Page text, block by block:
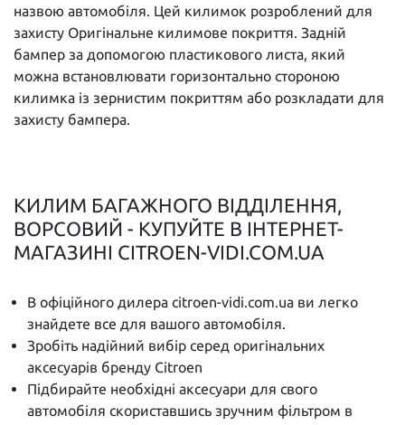
назвою автомобіля. Цей килимок розроблений для
захисту Оригінальне килимове покриття. Задній
бампер за допомогою пластикового листа, який
можна встановлювати горизонтально стороною
килимка із зернистим покриттям або розкладати для
захисту бампера.
КИЛИМ БАГАЖНОГО ВІДДІЛЕННЯ,
ВОРСОВИЙ - КУПУЙТЕ В ІНТЕРНЕТ-
МАГАЗИНІ CITROEN-VIDI.COM.UA
В офіційного дилера citroen-vidi.com.ua ви легко
знайдете все для вашого автомобіля.
Зробіть надійний вибір серед оригінальних
аксесуарів бренду Citroen
Підбирайте необхідні аксесуари для свого
автомобіля скориставшись зручним фільтром в